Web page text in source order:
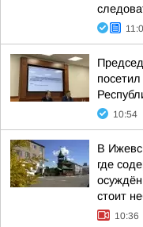
10:54
В
где
стоит
10:36